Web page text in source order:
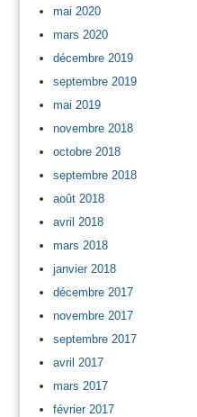
mai 2020
mars 2020
décembre 2019
septembre 2019
mai 2019
novembre 2018
octobre 2018
septembre 2018
août 2018
avril 2018
mars 2018
janvier 2018
décembre 2017
novembre 2017
septembre 2017
avril 2017
mars 2017
février 2017